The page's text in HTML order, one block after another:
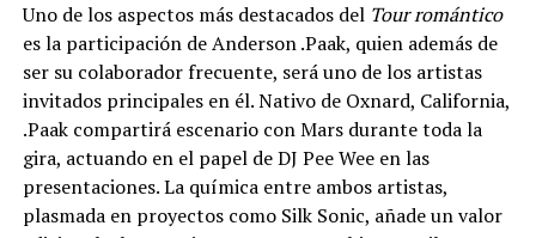
Uno de los aspectos más destacados del Tour romántico
es la participación de Anderson .Paak, quien además de
ser su colaborador frecuente, será uno de los artistas
invitados principales en él. Nativo de Oxnard, California,
.Paak compartirá escenario con Mars durante toda la
gira, actuando en el papel de DJ Pee Wee en las
presentaciones. La química entre ambos artistas,
plasmada en proyectos como Silk Sonic, añade un valor